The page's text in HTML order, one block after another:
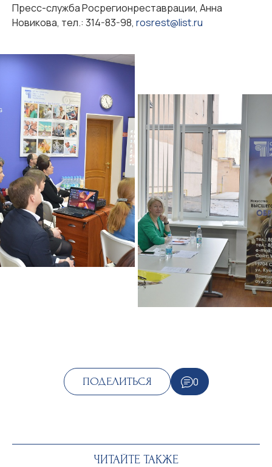
Пресс-служба Росрегионреставрации, Анна
Новикова, тел.: 314-83-98, rosrest@list.ru
ПОДЕЛИТЬСЯ 0
ЧИТАЙТЕ ТАКЖЕ